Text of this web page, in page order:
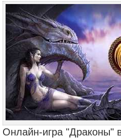
Онлайн-игра "Драконы"